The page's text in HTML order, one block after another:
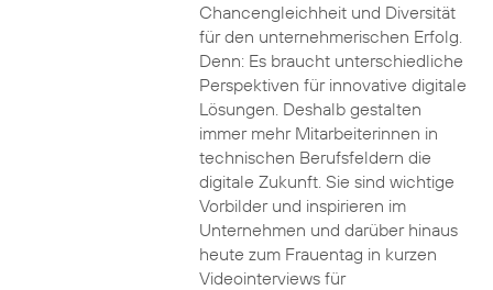
Chancengleichheit und Diversität
für den unternehmerischen Erfolg.
Denn: Es braucht unterschiedliche
Perspektiven für innovative digitale
Lösungen. Deshalb gestalten
immer mehr Mitarbeiterinnen in
technischen Berufsfeldern die
digitale Zukunft. Sie sind wichtige
Vorbilder und inspirieren im
Unternehmen und darüber hinaus
heute zum Frauentag in kurzen
Videointerviews für